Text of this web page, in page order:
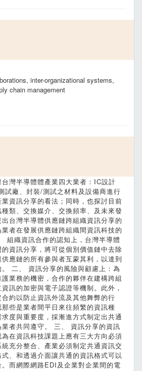
inter-organizational systems,
chain management
灣半導體體產業四大業者：IC設計
試廠、封裝/測試之材料及設備商進行
資訊分享的看法；同時，也探討目前
類、交換媒介、交換頻率、及未來發
台灣半導體供應鏈跨組織資訊分享的
者在發展供應鏈跨組織間資訊科技的
組織資訊合作的認知上，台灣半導體
資訊分享，將可從個別價值鏈中去除
應鏈的所有參與者互蒙其利，以達到
二、 資訊分享的風險與顧慮上：為
業務的機密，合作的夥伴在建構跨組
訊的加密與電子認證等機制。此外，
約以防止資訊外流及其他舞弊的行
些是業者間平日來往頻繁的資訊種
度與重要度，採漸進方式制定出共通
者共同遵守。 三、 資訊分享的資訊
在資訊科技課題上應有三大方向必須
充分整合、產業必須制定共通資訊交
、和透過介面讓共通的資訊格式可以
而網際網路EDI及企業對企業間的電